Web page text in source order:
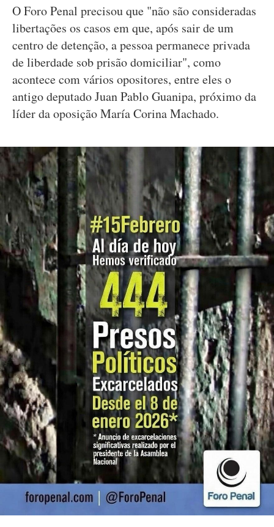
O Foro Penal precisou que "não são consideradas
libertações os casos em que, após sair de um
centro de detenção, a pessoa permanece privada
de liberdade sob prisão domiciliar", como
acontece com vários opositores, entre eles o
antigo deputado Juan Pablo Guanipa, próximo da
líder da oposição María Corina Machado.